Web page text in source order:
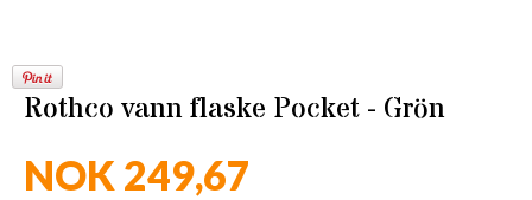
Rothco vann flaske Pocket - Grön
NOK 249,67